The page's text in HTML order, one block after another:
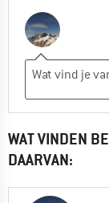
WAT VINDEN
DAARVAN: